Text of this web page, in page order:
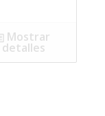
Mostrar
detalles